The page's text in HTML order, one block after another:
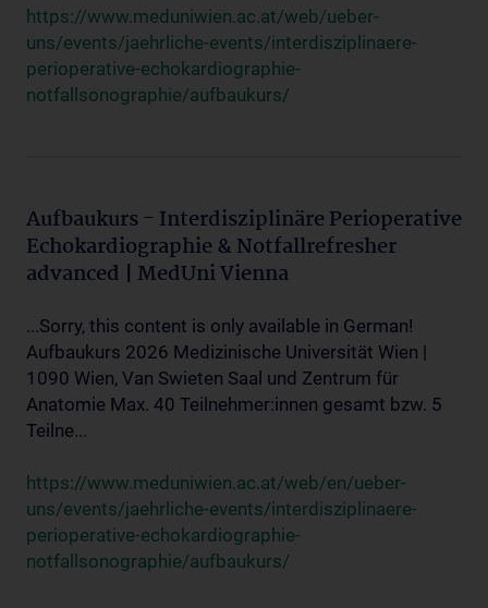
https://www.meduniwien.ac.at/web/ueber-
uns/events/jaehrliche-events/interdisziplinaere-
perioperative-echokardiographie-
notfallsonographie/aufbaukurs/
Aufbaukurs - Interdisziplinäre Perioperative
Echokardiographie & Notfallrefresher
advanced | MedUni Vienna
...Sorry, this content is only available in German!
Aufbaukurs 2026 Medizinische Universität Wien |
1090 Wien, Van Swieten Saal und Zentrum für
Anatomie Max. 40 Teilnehmer:innen gesamt bzw. 5
Teilne...
https://www.meduniwien.ac.at/web/en/ueber-
uns/events/jaehrliche-events/interdisziplinaere-
perioperative-echokardiographie-
notfallsonographie/aufbaukurs/